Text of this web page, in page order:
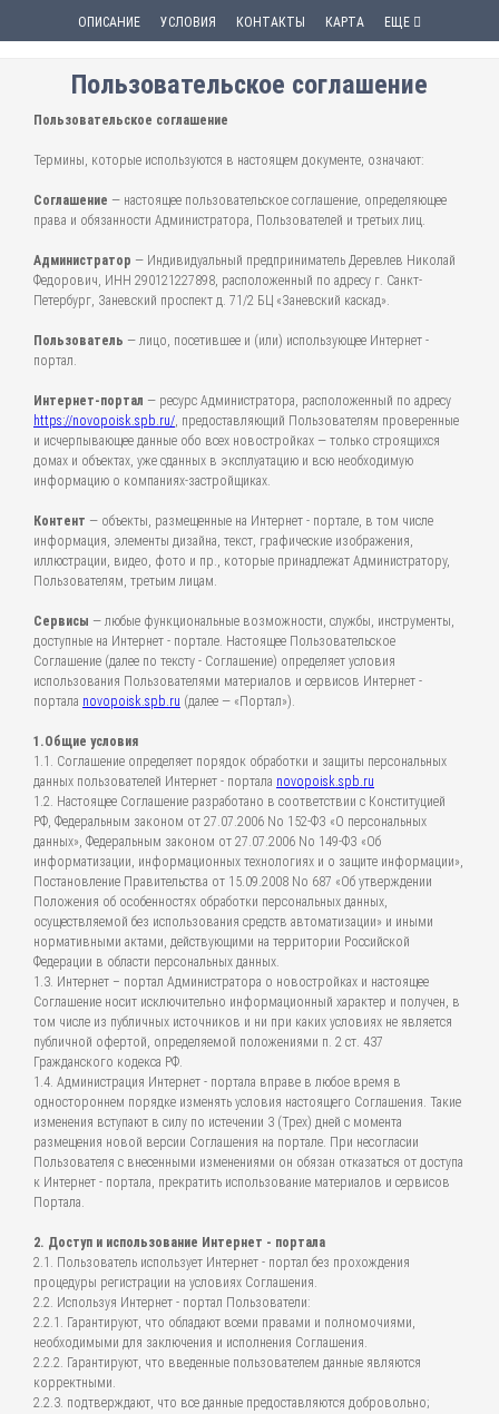
ОПИСАНИЕ УСЛОВИЯ КОНТАКТЫ КАРТА ЕЩЕ
Пользовательское соглашение
Пользовательское соглашение
Термины, которые используются в настоящем документе, означают:
Соглашение — настоящее пользовательское соглашение, определяющее
права и обязанности Администратора, Пользователей и третьих лиц.
Администратор — Индивидуальный предприниматель Деревлев Николай
Федорович, ИНН 290121227898, расположенный по адресу г. Санкт-
Петербург, Заневский проспект д. 71/2 БЦ «Заневский каскад».
Пользователь — лицо, посетившее и (или) использующее Интернет -
портал.
Интернет-портал — ресурс Администратора, расположенный по адресу
https://novopoisk.spb.ru/, предоставляющий Пользователям проверенные
и исчерпывающее данные обо всех новостройках — только строящихся
домах и объектах, уже сданных в эксплуатацию и всю необходимую
информацию о компаниях-застройщиках.
Контент — объекты, размещенные на Интернет - портале, в том числе
информация, элементы дизайна, текст, графические изображения,
иллюстрации, видео, фото и пр., которые принадлежат Администратору,
Пользователям, третьим лицам.
Сервисы — любые функциональные возможности, службы, инструменты,
доступные на Интернет - портале. Настоящее Пользовательское
Соглашение (далее по тексту - Соглашение) определяет условия
использования Пользователями материалов и сервисов Интернет -
портала novopoisk.spb.ru (далее — «Портал»).
1.Общие условия
1.1. Соглашение определяет порядок обработки и защиты персональных
данных пользователей Интернет - портала novopoisk.spb.ru
1.2. Настоящее Соглашение разработано в соответствии с Конституцией
РФ, Федеральным законом от 27.07.2006 No 152-ФЗ «О персональных
данных», Федеральным законом от 27.07.2006 No 149-ФЗ «Об
информатизации, информационных технологиях и о защите информации»,
Постановление Правительства от 15.09.2008 No 687 «Об утверждении
Положения об особенностях обработки персональных данных,
осуществляемой без использования средств автоматизации» и иными
нормативными актами, действующими на территории Российской
Федерации в области персональных данных.
1.3. Интернет – портал Администратора о новостройках и настоящее
Соглашение носит исключительно информационный характер и получен, в
том числе из публичных источников и ни при каких условиях не является
публичной офертой, определяемой положениями п. 2 ст. 437
Гражданского кодекса РФ.
1.4. Администрация Интернет - портала вправе в любое время в
одностороннем порядке изменять условия настоящего Соглашения. Такие
изменения вступают в силу по истечении 3 (Трех) дней с момента
размещения новой версии Соглашения на портале. При несогласии
Пользователя с внесенными изменениями он обязан отказаться от доступа
к Интернет - портала, прекратить использование материалов и сервисов
Портала.
2. Доступ и использование Интернет - портала
2.1. Пользователь использует Интернет - портал без прохождения
процедуры регистрации на условиях Соглашения.
2.2. Используя Интернет - портал Пользователи:
2.2.1. Гарантируют, что обладают всеми правами и полномочиями,
необходимыми для заключения и исполнения Соглашения.
2.2.2. Гарантируют, что введенные пользователем данные являются
корректными.
2.2.3. подтверждают, что все данные предоставляются добровольно;